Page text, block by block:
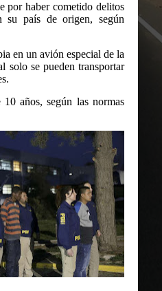
por haber cometido delitos
su país de origen, según
en un avión especial de la
solo se pueden transportar
10 años, según las normas